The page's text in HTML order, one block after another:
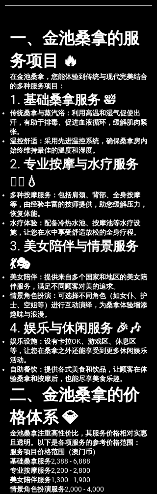
一、金池桑拿的服
务项目 🔥
在金池桑拿，您能体验到传统与现代完美结合
的多种服务项目：
1. 基础桑拿服务 🛀
传统桑拿与蒸汽浴：利用高温和湿气促使出
汗，有助于排毒、促进血液循环，缓解肌肉紧
张。
温控舒适：采用先进温控系统，确保桑拿房内
始终维持最佳的温度和湿度。
2. 专业按摩与水疗服务
💆‍♂️💧
多种按摩服务：包括肩颈、背部、全身按摩
等，由经验丰富的技师提供，助您缓解压力，
恢复体能。
水疗体验：配备冷热水池、按摩池等水疗设
施，让您在水中享受舒适放松的全身疗程。
3. 美女陪伴与情景服务
💃🎭
美女陪伴：提供来自多个国家和地区的美女陪
伴服务，满足不同顾客对美的追求。
情景角色扮演：可选择不同角色（如女仆、护
士、空姐等）进行互动演绎，为桑拿体验增添
趣味与浪漫。
4. 娱乐与休闲服务 🎉🎶
娱乐设施：设有卡拉OK、游戏区、休息区
等，让您在桑拿之外还能享受到更多休闲娱乐
活动。
自助餐饮：提供各式美食和饮品，让顾客在体
验桑拿和按摩后，也能尽享美食乐趣。
二、金池桑拿的价
格体系 💎
金池桑拿注重高性价比，其服务价格相对实惠
且透明。以下是各项服务的参考价格范围：
服务项目价格范围（澳门币）
基础桑拿服务2,388 - 6,888
专业按摩服务2,200 - 2,800
美女陪伴服务1,300 - 1,900
情景角色扮演服务2,000 - 4,000